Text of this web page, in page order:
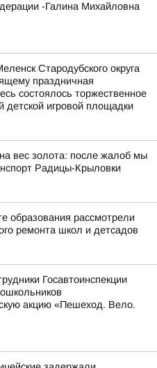
-Галина Михайловна
Стародубского округа
праздничная
состоялось торжественное
детской игровой площадки
вес золота: после жалоб мы
Радицы-Крыловки
образования рассмотрели
ремонта школ и детсадов
Госавтоинспекции
акцию «Пешеход. Вело.